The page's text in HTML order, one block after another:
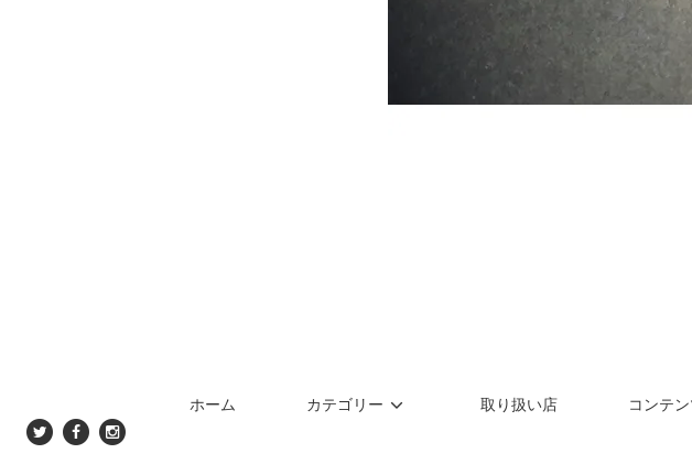
ホーム カテゴリー 取り扱い店 コンテ